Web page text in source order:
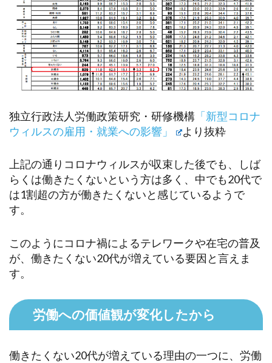
独立行政法人労働政策研究・研修機構 「新型コロナ
ウィルスの雇用・就業への影響」
より抜粋
上記の通りコロナウィルスが収束した後でも、しば
らくは働きたくないという方は多く、中でも20代で
は1割超の方が働きたくないと感じているようで
す。
このようにコロナ禍によるテレワークや在宅の普及
が、働きたくない20代が増えている要因と言えま
す。
労働への価値観が変化したから
働きたくない20代が増えている理由の一つに、労働